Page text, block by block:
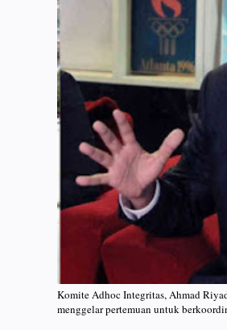
Komite Adhoc Integritas, Ahmad
menggelar pertemuan untuk